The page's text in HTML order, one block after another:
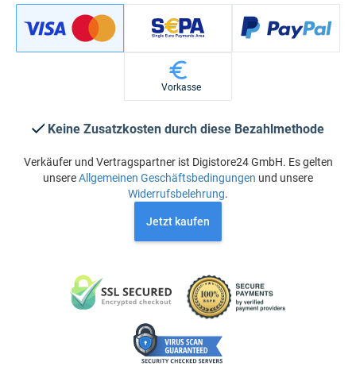
Vorkasse
Keine Zusatzkosten durch diese Bezahlmethode
Verkäufer und Vertragspartner ist Digistore24 GmbH. Es gelten
unsereAllgemeinen Geschäftsbedingungen und unsere
Widerrufsbelehrung.
Jetzt kaufen